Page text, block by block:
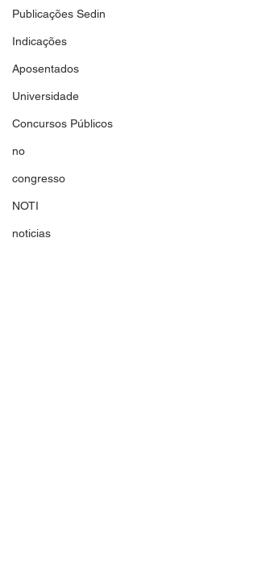
Publicações Sedin
Indicações
Aposentados
Universidade
Concursos Públicos
no
congresso
NOTI
noticias